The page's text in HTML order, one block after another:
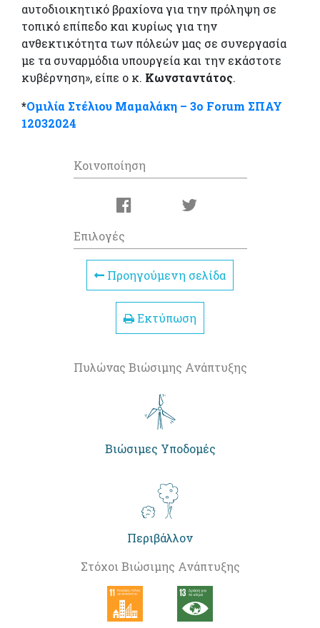
αυτοδιοικητικό βραχίονα για την πρόληψη σε
τοπικό επίπεδο και κυρίως για την
ανθεκτικότητα των πόλεών μας σε συνεργασία
με τα συναρμόδια υπουργεία και την εκάστοτε
κυβέρνηση», είπε ο κ. Κωνσταντάτος.
*Ομιλία Στέλιου Μαμαλάκη – 3o Forum ΣΠΑΥ
12032024
Κοινοποίηση
Επιλογές
Προηγούμενη σελίδα
Εκτύπωση
Πυλώνας Βιώσιμης Ανάπτυξης
Βιώσιμες Υποδομές
Περιβάλλον
Στόχοι Βιώσιμης Ανάπτυξης